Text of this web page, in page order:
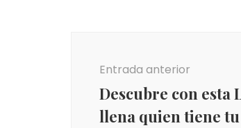
Entrada anterior
Descubre con esta
llena quien tiene